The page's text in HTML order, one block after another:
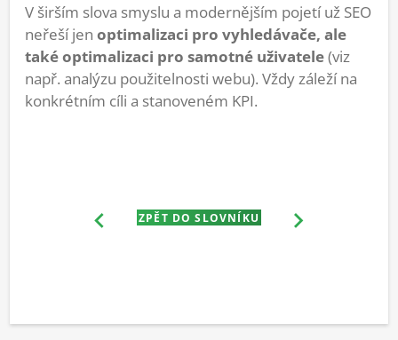
V širším slova smyslu a modernějším pojetí už SEO
neřeší jen optimalizaci pro vyhledávače, ale
také optimalizaci pro samotné uživatele(viz
např. analýzu použitelnosti webu). Vždy záleží na
konkrétním cíli a stanoveném KPI.
ZPĚT DO SLOVNÍKU